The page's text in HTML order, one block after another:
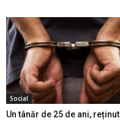
Social
Un tânăr de 25 de ani, reținut